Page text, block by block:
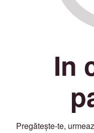
In
Pregătește-te,